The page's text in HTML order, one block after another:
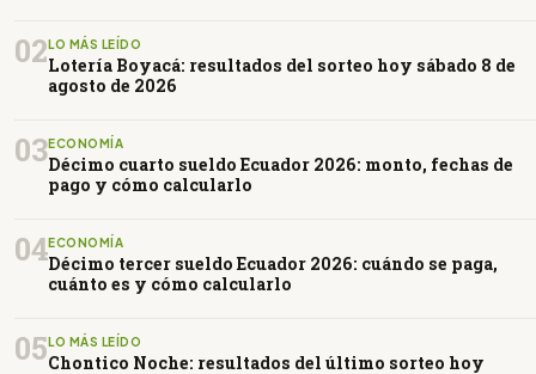
02 LO MÁS LEÍDO
Lotería Boyacá: resultados del sorteo hoy sábado 8 de
agosto de 2026
03ECONOMÍA
Décimo cuarto sueldo Ecuador 2026: monto, fechas de
pago y cómo calcularlo
04ECONOMÍA
Décimo tercer sueldo Ecuador 2026: cuándo se paga,
cuánto es y cómo calcularlo
05 LO MÁS LEÍDO
Chontico Noche: resultados del último sorteo hoy